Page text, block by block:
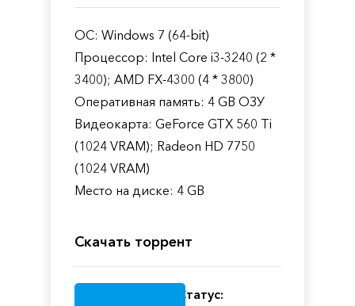
ОС: Windows 7 (64-bit)
Процессор: Intel Core i3-3240 (2 *
3400); AMD FX-4300 (4 * 3800)
Оперативная память: 4 GB ОЗУ
Видеокарта: GeForce GTX 560 Ti
(1024 VRAM); Radeon HD 7750
(1024 VRAM)
Место на диске: 4 GB
Скачать торрент
Статус: